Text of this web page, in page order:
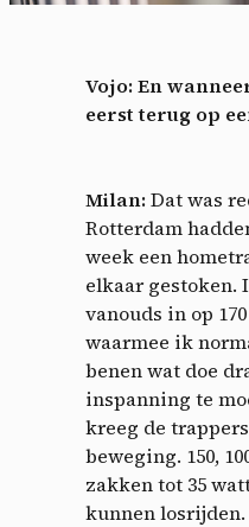
Vojo: En
eerst terug op
Milan:Dat was
Rotterdam
week een
elkaar gestoken.
vanouds in op
waarmee ik
benen wat doe
inspanning te
kreeg de
beweging. 150,
zakken tot 35
kunnen losrijden.